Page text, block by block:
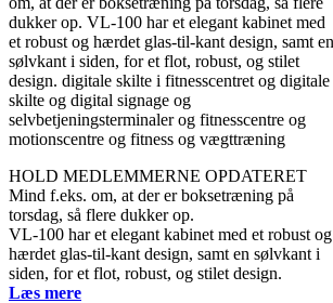
HOLD MEDLEMMERNE OPDATERET
Mind f.eks. om, at der er boksetræning på
torsdag, så flere dukker op.
VL-100 har et elegant kabinet med et robust og
hærdet glas-til-kant design, samt en sølvkant i
siden, for et flot, robust, og stilet design.
Læs mere